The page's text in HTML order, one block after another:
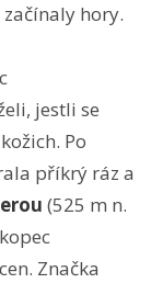
hory.
jestli se
Po
příkrý ráz a
u (525 m n.
Značka